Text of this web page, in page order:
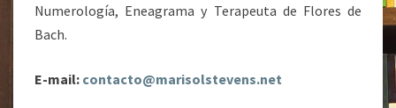
Numerología, Eneagrama y Terapeuta de Flores de
Bach.
E-mail: contacto@marisolstevens.net